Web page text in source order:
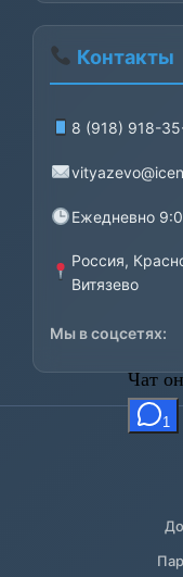
Контакты
8 (918) 918-
Ежедневно
Россия,
Витязево
Мы в соцсетях: